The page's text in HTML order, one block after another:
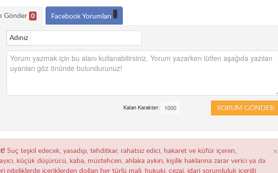
Gönder 0 Facebook Yorumları
Adınız
YORUM GÖNDER
Kalan Karakter:
×
Suç teşkil edecek, yasadışı, tehditkar, rahatsız edici, hakaret ve küfür içeren,
küçük düşürücü, kaba, müstehcen, ahlaka aykırı, kişilik haklarına zarar verici ya da
niteliklerde içeriklerden doğan her türlü mali, hukuki, cezai, idari sorumluluk içeriği